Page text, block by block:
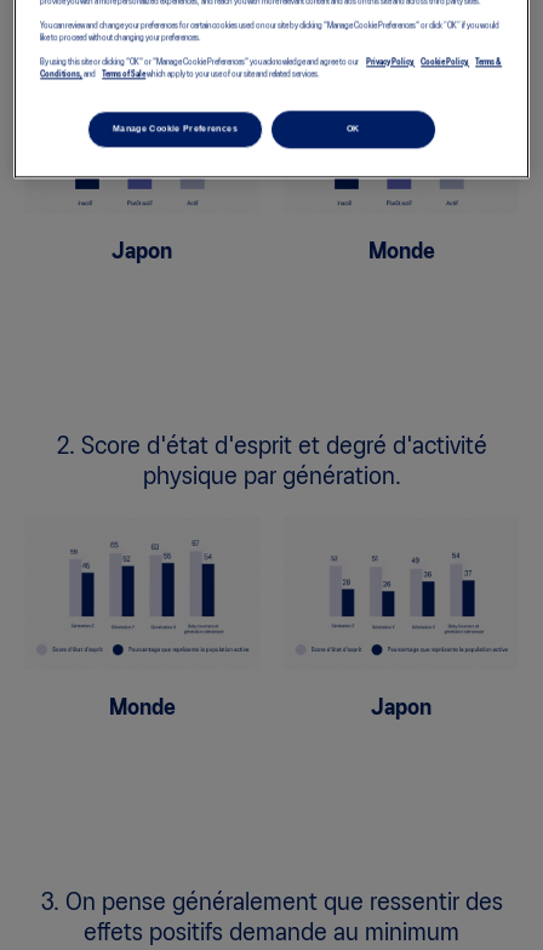
physique.
Japon Monde
2. Score d'état d'esprit et degré d'activité
physique par génération.
Monde Japon
3. On pense généralement que ressentir des
effets positifs demande au minimum
You can review and change your preferences for certain cookies used on our site by clicking "Manage Cookie Preferences" or click “OK” if you would
like to proceed without changing your preferences.
By using this site or clicking "OK" or "Manage Cookie Preferences" you acknowledge and agree to our Privacy Policy, Cookie Policy,
Terms &
Conditions, and Terms of Salewhich apply to your use of our site and related services.
Manage Cookie Preferences OK